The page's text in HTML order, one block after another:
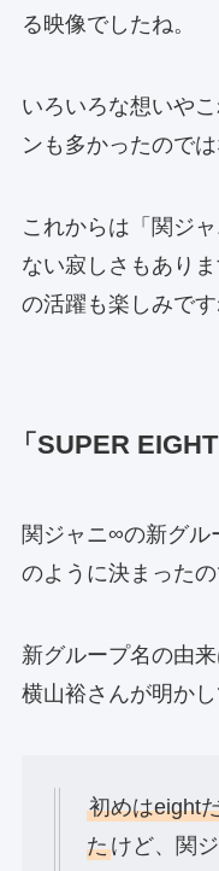
る映像でしたね。
いろいろな想いや
ンも多かったので
これからは「関ジ
ない寂しさもあり
の活躍も楽しみです
「SUPER
関ジャニ∞の新グル
のように決まったの
新グループ名の由
横山裕さんが明かし
初めはeight
たけど、関